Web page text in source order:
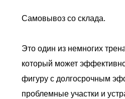
Самовывоз со склада.
Это один из немногих
который может
фигуру с долгосрочным
проблемные участки и